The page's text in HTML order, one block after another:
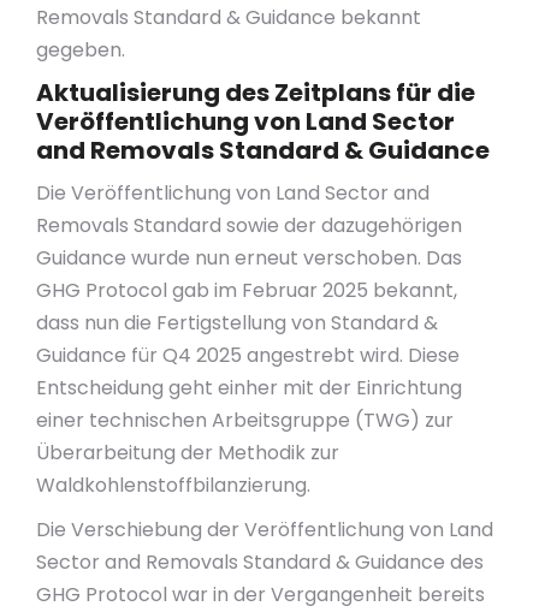
Removals Standard & Guidance bekannt
gegeben.
Aktualisierung des Zeitplans für die
Veröffentlichung von Land Sector
and Removals Standard & Guidance
Die Veröffentlichung von Land Sector and
Removals Standard sowie der dazugehörigen
Guidance wurde nun erneut verschoben. Das
GHG Protocol gab im Februar 2025 bekannt,
dass nun die Fertigstellung von Standard &
Guidance für Q4 2025 angestrebt wird. Diese
Entscheidung geht einher mit der Einrichtung
einer technischen Arbeitsgruppe (TWG) zur
Überarbeitung der Methodik zur
Waldkohlenstoffbilanzierung.
Die Verschiebung der Veröffentlichung von Land
Sector and Removals Standard & Guidance des
GHG Protocol war in der Vergangenheit bereits